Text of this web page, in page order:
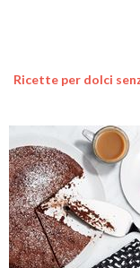
Ricette per dolci